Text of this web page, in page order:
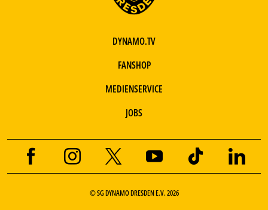
DYNAMO.TV
FANSHOP
MEDIENSERVICE
JOBS
© SG DYNAMO DRESDEN E.V. 2026